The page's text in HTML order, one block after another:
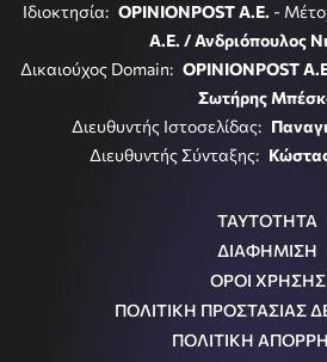
Ιδιοκτησία: OPINIONPOST A.E. -
Α.Ε. / Ανδριόπουλος
Δικαιούχος Domain: OPINIONPOST
Σωτήρης
Διευθυντής Ιστοσελίδας:
Διευθυντής Σύνταξης:
ΤΑΥΤΟΤΗΤΑ
ΔΙΑΦΗΜΙΣΗ
ΟΡΟΙ ΧΡΗΣΗΣ
ΠΟΛΙΤΙΚΗ ΠΡΟΣΤΑΣΙΑΣ
ΠΟΛΙΤΙΚΗ